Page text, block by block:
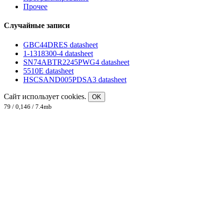
Прочее
Случайные записи
GBC44DRES datasheet
1-1318300-4 datasheet
SN74ABTR2245PWG4 datasheet
5510E datasheet
HSCSAND005PDSA3 datasheet
Сайт использует cookies.
OK
79 / 0,146 / 7.4mb